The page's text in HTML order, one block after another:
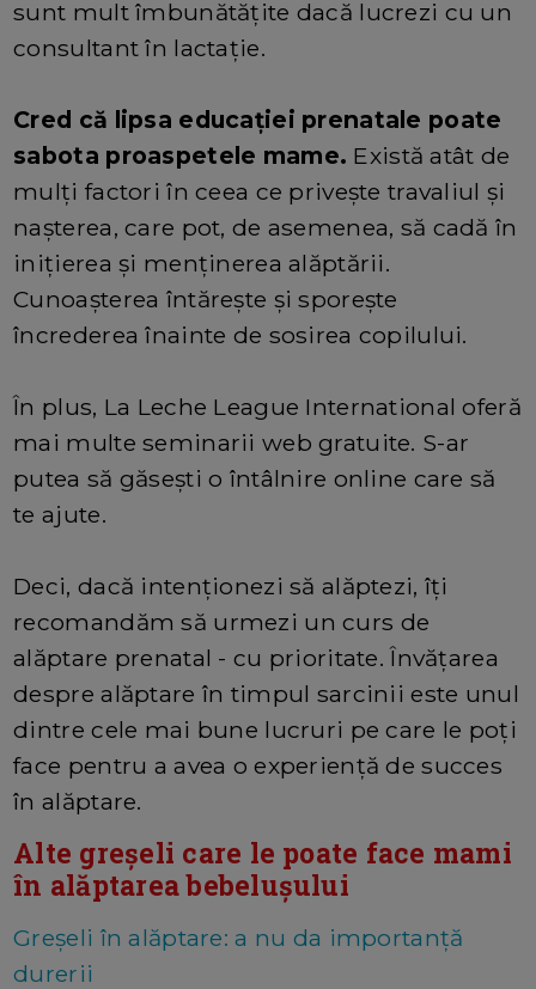
sunt mult îmbunătățite dacă lucrezi cu un
consultant în lactație.
Cred că lipsa educației prenatale poate
sabota proaspetele mame. Există atât de
mulți factori în ceea ce privește travaliul și
nașterea, care pot, de asemenea, să cadă în
inițierea și menținerea alăptării.
Cunoașterea întărește și sporește
încrederea înainte de sosirea copilului.
În plus, La Leche League International oferă
mai multe seminarii web gratuite. S-ar
putea să găsești o întâlnire online care să
te ajute.
Deci, dacă intenționezi să alăptezi, îți
recomandăm să urmezi un curs de
alăptare prenatal - cu prioritate. Învățarea
despre alăptare în timpul sarcinii este unul
dintre cele mai bune lucruri pe care le poți
face pentru a avea o experiență de succes
în alăptare.
Alte greșeli care le poate face mami
în alăptarea bebelușului
Greșeli în alăptare: a nu da importanță
durerii